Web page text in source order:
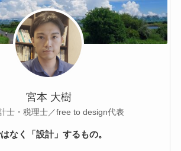
宮本 大樹
士・税理士／free to design代表
なく「設計」するもの。